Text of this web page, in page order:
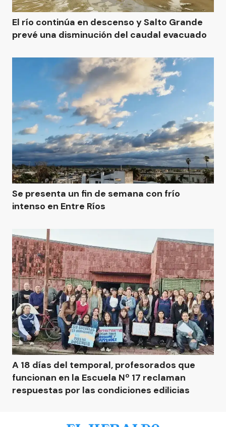
El río continúa en descenso y Salto Grande
prevé una disminución del caudal evacuado
Se presenta un fin de semana con frío
intenso en Entre Ríos
A 18 días del temporal, profesorados que
funcionan en la Escuela Nº 17 reclaman
respuestas por las condiciones edilicias